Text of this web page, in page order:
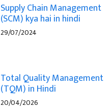
Supply Chain Management
(SCM) kya hai in hindi
29/07/2024
Total Quality Management
(TQM) in Hindi
20/04/2026